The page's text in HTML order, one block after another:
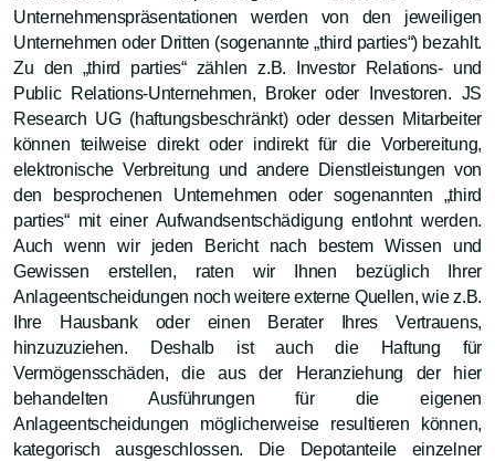
Unternehmenspräsentationen werden von den jeweiligen
Unternehmen oder Dritten (sogenannte „third parties“) bezahlt.
Zu den „third parties“ zählen z.B. Investor Relations- und
Public Relations-Unternehmen, Broker oder Investoren. JS
Research UG (haftungsbeschränkt) oder dessen Mitarbeiter
können teilweise direkt oder indirekt für die Vorbereitung,
elektronische Verbreitung und andere Dienstleistungen von
den besprochenen Unternehmen oder sogenannten „third
parties“ mit einer Aufwandsentschädigung entlohnt werden.
Auch wenn wir jeden Bericht nach bestem Wissen und
Gewissen erstellen, raten wir Ihnen bezüglich Ihrer
Anlageentscheidungen noch weitere externe Quellen, wie z.B.
Ihre Hausbank oder einen Berater Ihres Vertrauens,
hinzuzuziehen. Deshalb ist auch die Haftung für
Vermögensschäden, die aus der Heranziehung der hier
behandelten Ausführungen für die eigenen
Anlageentscheidungen möglicherweise resultieren können,
kategorisch ausgeschlossen. Die Depotanteile einzelner